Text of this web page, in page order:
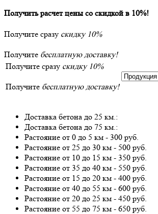
Получить расчет цены со скидкой в 10%!
Получите сразу скидку 10%
Получите бесплатную доставку!
Получите сразу скидку 10%
Получите бесплатную доставку!
Доставка бетона до 25 км.:
Доставка бетона до 75 км.:
Растояние от 0 до 5 км - 300 руб.
Растояние от 25 до 30 км - 500 руб.
Растояние от 10 до 15 км - 350 руб.
Растояние от 35 до 40 км - 550 руб.
Растояние от 15 до 20 км - 400 руб.
Растояние от 40 до 55 км - 600 руб.
Растояние от 20 до 25 км - 450 руб.
Растояние от 55 до 75 км - 650 руб.